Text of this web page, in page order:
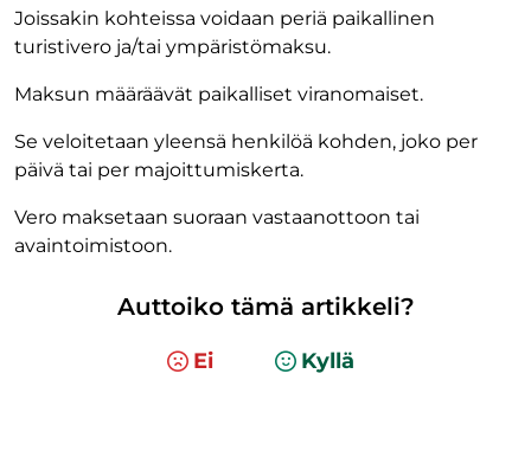
Joissakin kohteissa voidaan periä paikallinen
turistivero ja/tai ympäristömaksu.
Maksun määräävät paikalliset viranomaiset.
Se veloitetaan yleensä henkilöä kohden, joko per
päivä tai per majoittumiskerta.
Vero maksetaan suoraan vastaanottoon tai
avaintoimistoon.
Auttoiko tämä artikkeli?
Ei Kyllä